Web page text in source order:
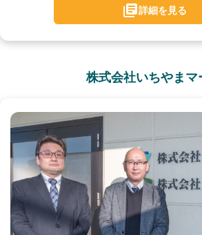
詳細を見る
株式会社いちやまマ